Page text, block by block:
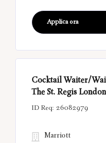
Applica ora
Cocktail Waiter/
The St. Regis London
26082979
Marriott